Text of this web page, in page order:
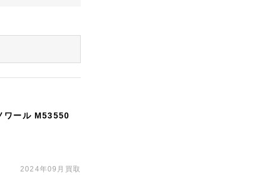
ワール M53550
2024年09月買取